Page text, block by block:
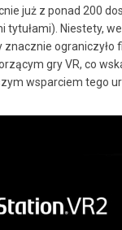
już z ponad 200
Niestety,
znacznie ograniczyło
gry VR, co
wsparciem tego